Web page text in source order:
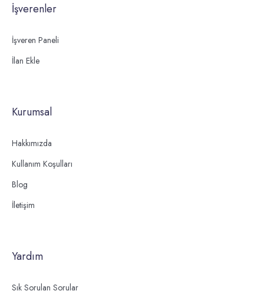
İşverenler
İşveren Paneli
İlan Ekle
Kurumsal
Hakkımızda
Kullanım Koşulları
Blog
İletişim
Yardım
Sık Sorulan Sorular